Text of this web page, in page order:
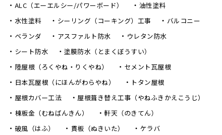
ALC（エーエルシー/パワーボード）
油性塗料
水性塗料
シーリング（コーキング）工事
バルコニー
ベランダ
アスファルト防水
ウレタン防水
シート防水
塗膜防水（とまくぼうすい）
陸屋根（ろくやね・りくやね）
セメント瓦屋根
日本瓦屋根（にほんがわらやね）
トタン屋根
屋根カバー工法
屋根葺き替え工事（やねふきかえこうじ）
棟板金（むねばんきん）
軒天（のきてん）
破風（はふ）
貫板（ぬきいた）
ケラバ